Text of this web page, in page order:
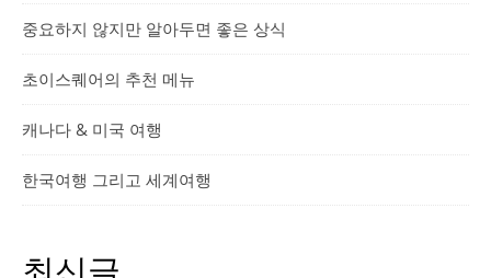
중요하지 않지만 알아두면 좋은 상식
초이스퀘어의 추천 메뉴
캐나다 & 미국 여행
한국여행 그리고 세계여행